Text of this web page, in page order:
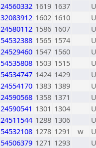
24560332 1619 1637
32083912 1602 1610
24580112 1586 1607
54532388 1565 1574
24529460 1547 1560
54535808 1503 1515
54534747 1424 1429
24554170 1383 1389
24590568 1358 1371
24590541 1301 1304
24511544 1288 1306
54532108 1278 1291 w
54506379 1271 1293